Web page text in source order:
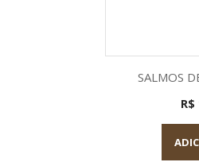

SALMOS
R$